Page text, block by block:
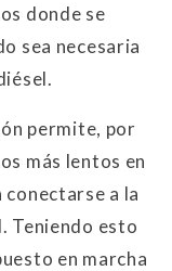
donde se
sea necesaria
permite, por
más lentos en
a la
Teniendo esto
en marcha